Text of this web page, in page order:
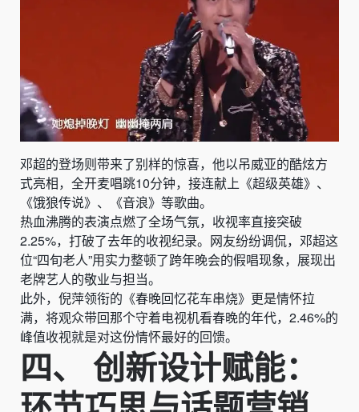
邓超的登场则带来了别样的惊喜，他以吊威亚的酷炫方
式亮相，全开麦唱跳10分钟，接连献上《超级英雄》、
《饿狼传说》、《音浪》等歌曲。
热血沸腾的表演点燃了全场气氛，收视率直接突破
2.25%，打破了去年的收视纪录。网友纷纷调侃，邓超这
位“四旬老人”用实力整顿了跨年晚会的假唱现象，展现出
老牌艺人的敬业与担当。
此外，倪萍领衔的《春晚回忆花车串烧》更是情怀拉
满，将观众带回那个守着电视机看春晚的年代，2.46%的
峰值收视就是对这份情怀最好的回馈。
四、 创新设计赋能：